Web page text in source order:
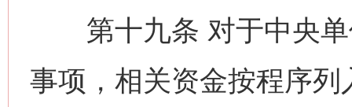
第十九条 对于中央单
事项，相关资金按程序